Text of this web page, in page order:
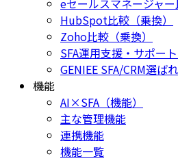
eセールスマネージャー
HubSpot比較（乗換）
Zoho比較（乗換）
SFA運用支援・サポー
GENIEE SFA/CRM選ば
機能
AI×SFA（機能）
主な管理機能
連携機能
機能一覧